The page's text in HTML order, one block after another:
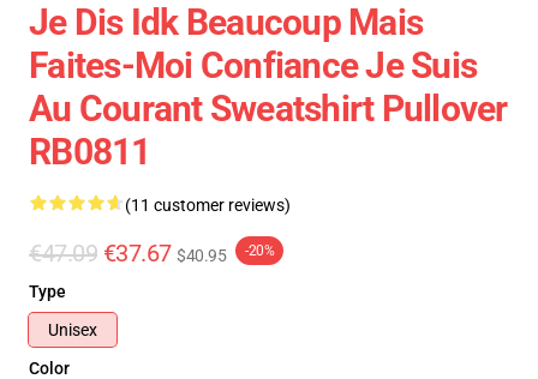
Je Dis Idk Beaucoup Mais
Faites-Moi Confiance Je Suis
Au Courant Sweatshirt Pullover
RB0811
(11 customer reviews)
€47.09 €37.67 $40.95 -20%
Type
Unisex
Color